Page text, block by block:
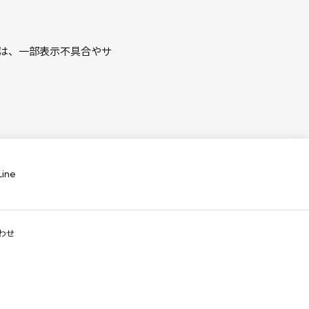
、一部表示不具合やサ
せ